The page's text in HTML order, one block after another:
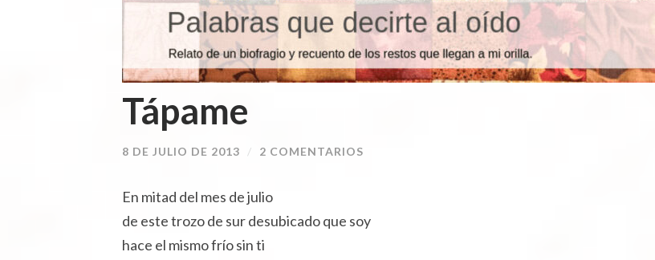
Tápame
8 DE JULIO DE 2013 / 2 COMENTARIOS
En mitad del mes de julio
de este trozo de sur desubicado que soy
hace el mismo frío sin ti